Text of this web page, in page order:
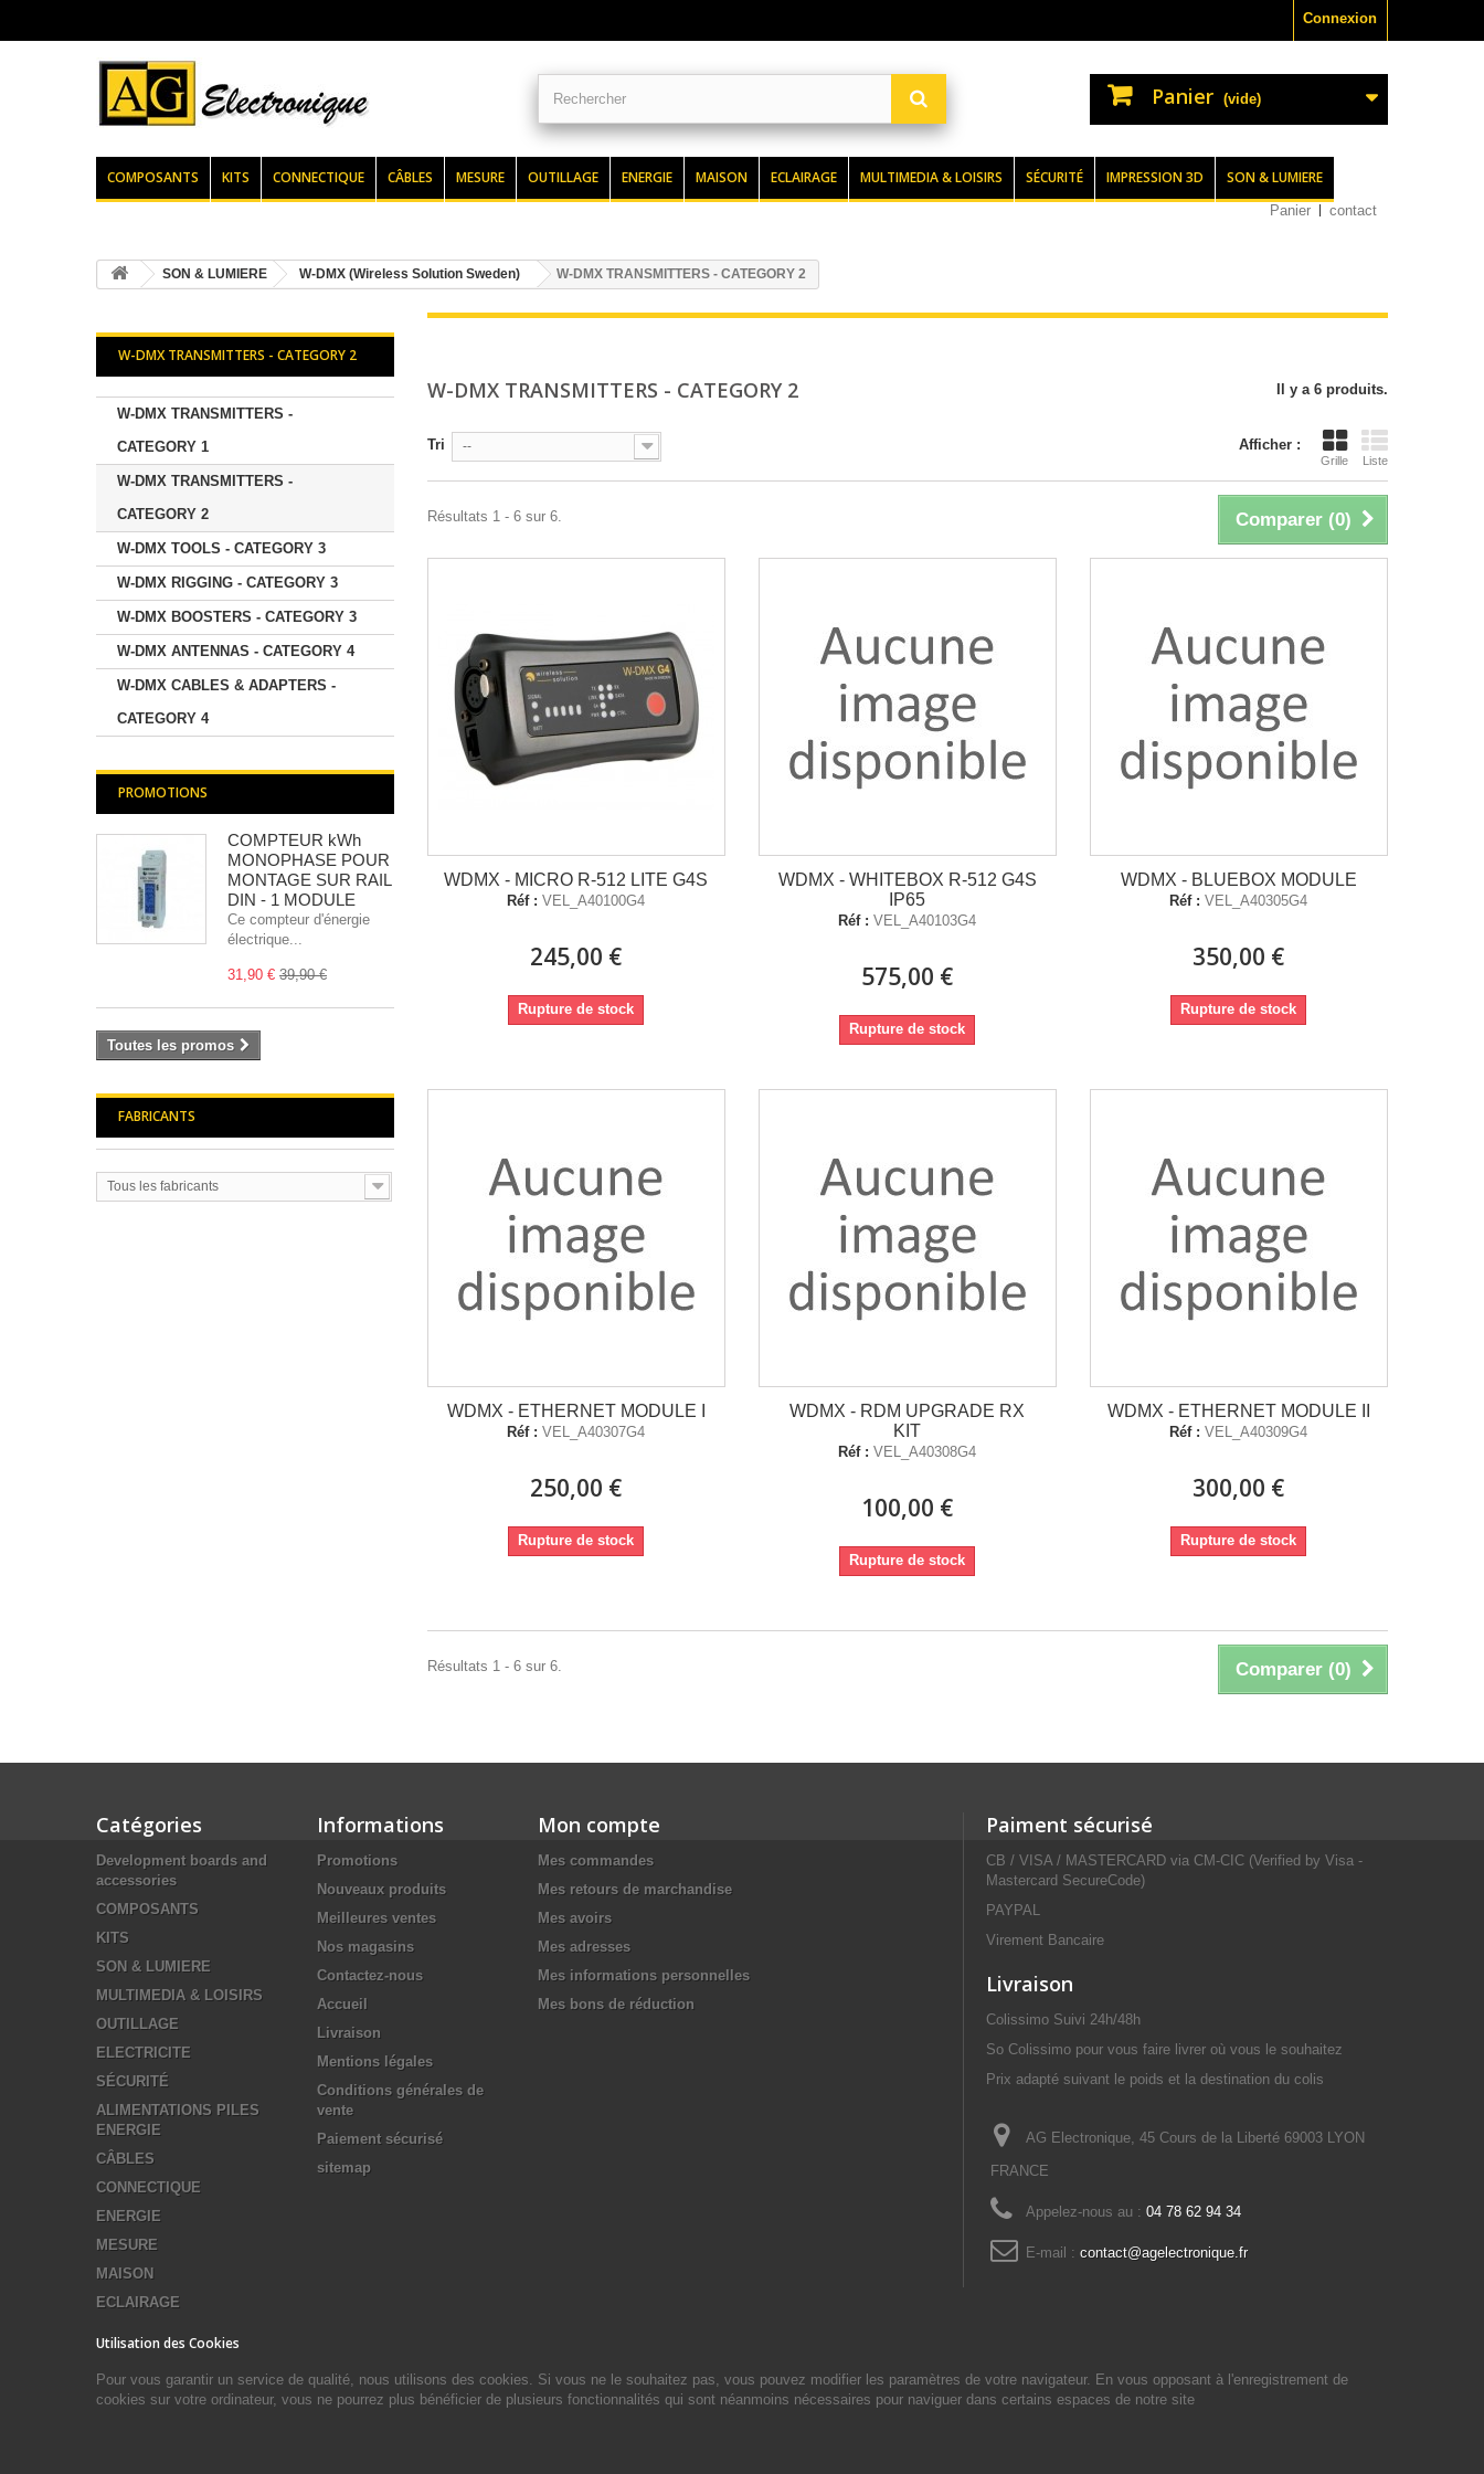
Connexion
Panier (vide)
COMPOSANTS KITS CONNECTIQUE CÂBLES MESURE OUTILLAGE ENERGIE MAISON ECLAIRAGE MULTIMEDIA & LOISIRS SÉCURITÉ IMPRESSION 3D SON & LUMIERE
Panier contact
SON & LUMIERE W-DMX (Wireless Solution Sweden) W-DMX TRANSMITTERS - CATEGORY 2
W-DMX TRANSMITTERS - CATEGORY 2
W-DMX TRANSMITTERS -
CATEGORY 1
W-DMX TRANSMITTERS -
CATEGORY 2
W-DMX TOOLS - CATEGORY 3
W-DMX RIGGING - CATEGORY 3
W-DMX BOOSTERS - CATEGORY 3
W-DMX ANTENNAS - CATEGORY 4
W-DMX CABLES & ADAPTERS -
CATEGORY 4
PROMOTIONS
COMPTEUR kWh
MONOPHASE POUR
MONTAGE SUR RAIL
DIN - 1 MODULE
Ce compteur d'énergie
électrique...
31,90 € 39,90 €
Toutes les promos
FABRICANTS
Tous les fabricants
W-DMX TRANSMITTERS - CATEGORY 2 Il y a 6 produits.
Afficher :
Grille Liste
Tri --
Comparer (0)
Résultats 1 - 6 sur 6.
WDMX - MICRO R-512 LITE G4S
Réf : VEL_A40100G4
245,00 €
Rupture de stock
WDMX - WHITEBOX R-512 G4S
IP65
Réf : VEL_A40103G4
575,00 €
Rupture de stock
WDMX - BLUEBOX MODULE
Réf : VEL_A40305G4
350,00 €
Rupture de stock
WDMX - ETHERNET MODULE I
Réf : VEL_A40307G4
250,00 €
Rupture de stock
WDMX - RDM UPGRADE RX
KIT
Réf : VEL_A40308G4
100,00 €
Rupture de stock
WDMX - ETHERNET MODULE II
Réf : VEL_A40309G4
300,00 €
Rupture de stock
Comparer (0)
Résultats 1 - 6 sur 6.
Catégories
Development boards and
accessories
COMPOSANTS
KITS
SON & LUMIERE
MULTIMEDIA & LOISIRS
OUTILLAGE
ELECTRICITE
SÉCURITÉ
ALIMENTATIONS PILES
ENERGIE
CÂBLES
CONNECTIQUE
ENERGIE
MESURE
MAISON
ECLAIRAGE
Informations
Promotions
Nouveaux produits
Meilleures ventes
Nos magasins
Contactez-nous
Accueil
Livraison
Mentions légales
Conditions générales de
vente
Paiement sécurisé
sitemap
Mon compte
Mes commandes
Mes retours de marchandise
Mes avoirs
Mes adresses
Mes informations personnelles
Mes bons de réduction
Paiment sécurisé
CB / VISA / MASTERCARD via CM-CIC (Verified by Visa -
Mastercard SecureCode)
PAYPAL
Virement Bancaire
Livraison
Colissimo Suivi 24h/48h
So Colissimo pour vous faire livrer où vous le souhaitez
Prix adapté suivant le poids et la destination du colis
AG Electronique, 45 Cours de la Liberté 69003 LYON
FRANCE
Appelez-nous au : 04 78 62 94 34
E-mail : contact@agelectronique.fr
Utilisation des Cookies
Pour vous garantir un service de qualité, nous utilisons des cookies. Si vous ne le souhaitez pas, vous pouvez modifier les paramètres de votre navigateur. En vous opposant à l'enregistrement de
cookies sur votre ordinateur, vous ne pourrez plus bénéficier de plusieurs fonctionnalités qui sont néanmoins nécessaires pour naviguer dans certains espaces de notre site